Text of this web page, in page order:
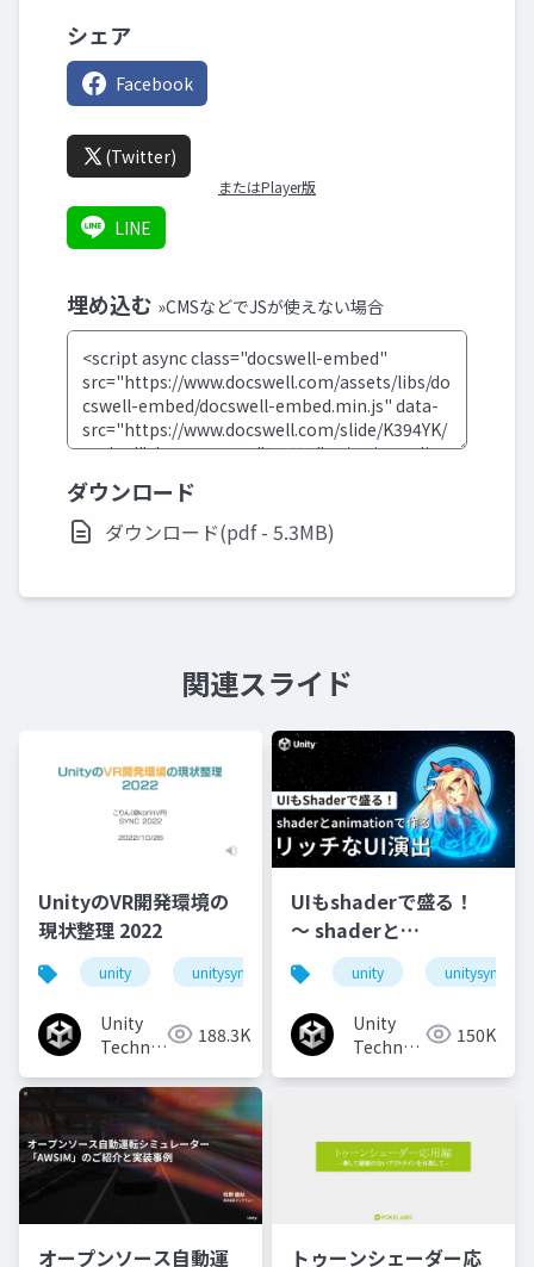
シェア
Facebook
(Twitter)
またはPlayer版
LINE
埋め込む »CMSなどでJSが使えない場合
ダウンロード
ダウンロード(pdf - 5.3MB)
関連スライド
UnityのVR開発環境の
現状整理 2022
unity unitysync
Unity
Technologies188.3K
UIもshaderで盛る！
〜 shaderと
animationで作るリッ
チなUI演出
unity unitysync
Unity
Technologies150K
オープンソース自動運 トゥーンシェーダー応